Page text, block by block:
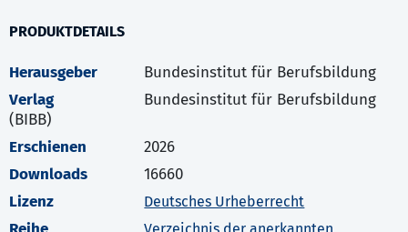
PRODUKTDETAILS
Herausgeber
Bundesinstitut für Berufsbildung
Verlag
Bundesinstitut für Berufsbildung
(BIBB)
Erschienen
2026
Downloads
16660
Lizenz
Deutsches Urheberrecht